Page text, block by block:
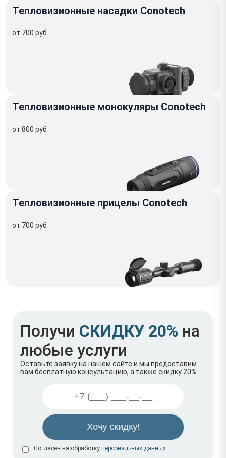
Тепловизионные насадки Conotech
от 700 руб
Тепловизионные монокуляры Conotech
от 800 руб
Тепловизионные прицелы Conotech
от 700 руб
Получи СКИДКУ 20% на
любые услуги
Оставьте заявку на нашем сайте и мы предоставим
вам бесплатную консультацию, а также скидку 20%
Согласен на обработку персональных данных